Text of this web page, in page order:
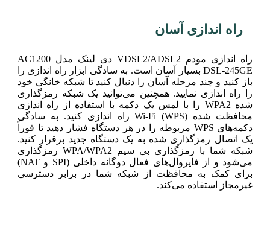
راه اندازی آسان
راه اندازی مودم VDSL2/ADSL2 دی لینک مدل AC1200
DSL-245GE بسیار آسان است. به سادگی ابزار راه اندازی را
باز کنید و چند مرحله آسان را دنبال کنید تا شبکه خانگی خود
را راه اندازی نمایید. همچنین می‌توانید یک شبکه رمزگذاری
شده WPA2 را با لمس یک دکمه با استفاده از راه اندازی
محافظت شده Wi-Fi (WPS) راه اندازی کنید. به سادگی
دکمه‌های WPS مربوطه را در هر دستگاه فشار دهید تا فوراً
یک اتصال رمزگذاری شده به یک دستگاه جدید برقرار کنید.
شبکه شما با رمزگذاری بی سیم WPA/WPA2 رمزگذاری
می‌شود و از فایروال‌های فعال دوگانه داخلی (SPI و NAT)
برای کمک به محافظت از شبکه شما در برابر دسترسی
غیرمجاز استفاده می‌کند.